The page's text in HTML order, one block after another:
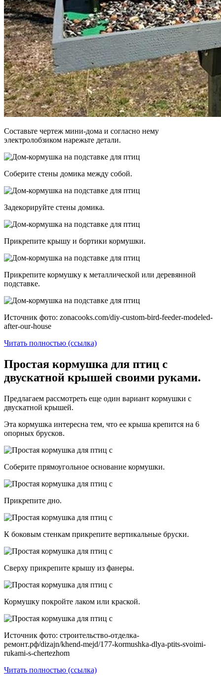
Составьте чертеж мини-дома и согласно нему
электролобзиком нарежьте детали.
Соберите стены домика между собой.
Задекорируйте стены домика.
Прикрепите крышу и бортики кормушки.
Прикрепите кормушку к металлической или деревянной
подставке.
Источник фото: zonacooks.com/diy-custom-bird-feeder-modeled-
after-our-house
Читать полностью (ссылка)
Простая кормушка для птиц с
двускатной крышей своими руками.
Предлагаем рассмотреть еще один вариант кормушки с
двускатной крышей.
Эта кормушка интересна тем, что ее крыша крепится на 6
опорных брусков.
Соберите прямоугольное основание кормушки.
Прикрепите дно.
К боковым стенкам прикрепите вертикальные бруски.
Сверху прикрепите крышу из фанеры.
Кормушку покройте лаком или краской.
Источник фото: строительство-отделка-
ремонт.рф/dizajn/khend-mejd/177-kormushka-dlya-ptits-svoimi-
rukami-s-chertezhom
Читать полностью (ссылка)